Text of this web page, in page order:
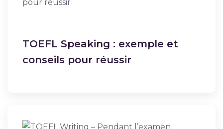
TOEFL Speaking : exemple et
conseils pour réussir